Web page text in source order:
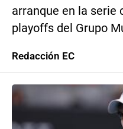
arranque en la serie
playoffs del Grupo
Redacción EC